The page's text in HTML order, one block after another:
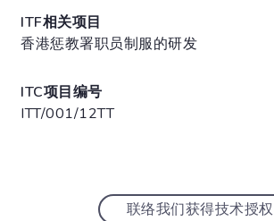
ITF相关项目
香港惩教署职员制服的研发
ITC项目编号
ITT/001/12TT
联络我们获得技术授权